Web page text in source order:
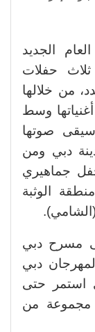
الجديد
ثلاث حفلات
من خلالها
وسط
صوتها
دبي ومن
جماهيري
الوثبة
مسرح دبي
ضمن فعاليات الدورة الـ 30 لمهرجان دبي
استمر حتى
مجموعة من